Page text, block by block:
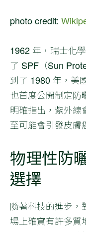
photo credit:
1962 年，瑞士化
了 SPF（Sun
到了 1980 年，美
也首度公開制定防
明確指出，紫外線
至可能會引發皮膚
物理性防
選擇
隨著科技的進步，
場上確實有許多質